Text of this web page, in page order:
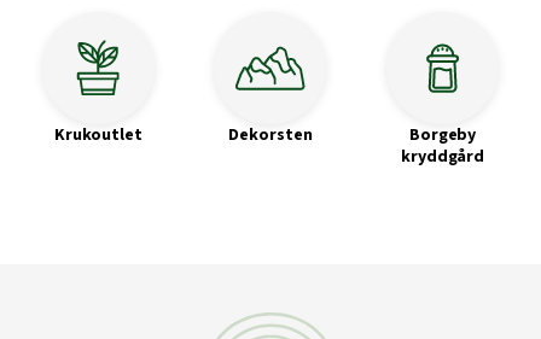
Krukoutlet Dekorsten
Borgeby
kryddgård